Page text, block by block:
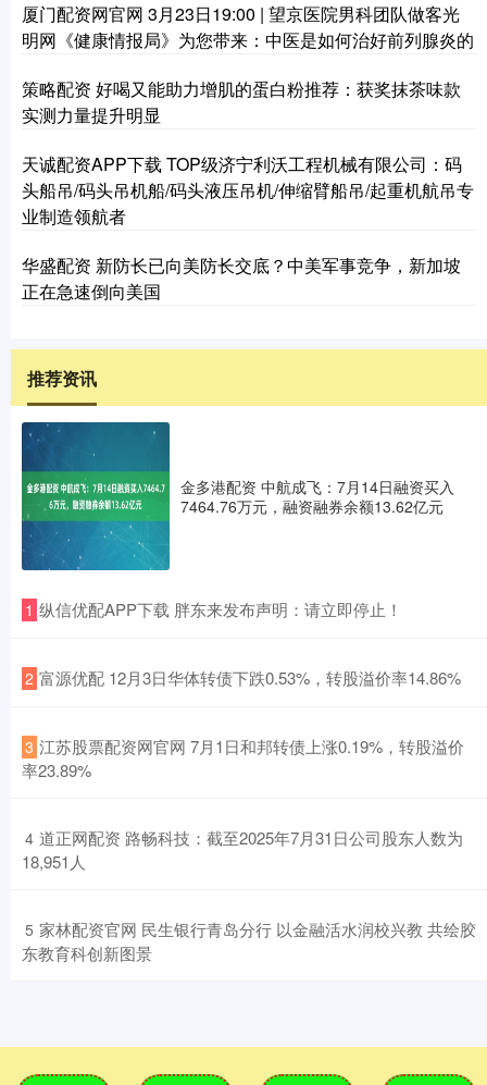
厦门配资网官网 3月23日19:00 | 望京医院男科团队做客光
明网《健康情报局》为您带来：中医是如何治好前列腺炎的
策略配资 好喝又能助力增肌的蛋白粉推荐：获奖抹茶味款
实测力量提升明显
天诚配资APP下载 TOP级济宁利沃工程机械有限公司：码
头船吊/码头吊机船/码头液压吊机/伸缩臂船吊/起重机航吊专
业制造领航者
华盛配资 新防长已向美防长交底？中美军事竞争，新加坡
正在急速倒向美国
推荐资讯
金多港配资 中航成飞：7月14日融资买入
7464.76万元，融资融券余额13.62亿元
1 ​纵信优配APP下载 胖东来发布声明：请立即停止！
2 ​富源优配 12月3日华体转债下跌0.53%，转股溢价率14.86%
3 ​江苏股票配资网官网 7月1日和邦转债上涨0.19%，转股溢价
率23.89%
4 ​道正网配资 路畅科技：截至2025年7月31日公司股东人数为
18,951人
5 ​家林配资官网 民生银行青岛分行 以金融活水润校兴教 共绘胶
东教育科创新图景